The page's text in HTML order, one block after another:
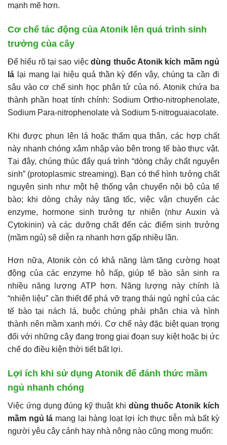
mạnh mẽ hơn.
Cơ chế tác động của Atonik lên quá trình sinh
trưởng của cây
Để hiểu rõ tại sao việcdùng thuốc Atonik kích mầm ngủ
lá lại mang lại hiệu quả thần kỳ đến vậy, chúng ta cần đi
sâu vào cơ chế sinh học phân tử của nó. Atonik chứa ba
thành phần hoạt tính chính: Sodium Ortho-nitrophenolate,
Sodium Para-nitrophenolate và Sodium 5-nitroguaiacolate.
Khi được phun lên lá hoặc thấm qua thân, các hợp chất
này nhanh chóng xâm nhập vào bên trong tế bào thực vật.
Tại đây, chúng thúc đẩy quá trình “dòng chảy chất nguyên
sinh” (protoplasmic streaming). Bạn có thể hình tưởng chất
nguyên sinh như một hệ thống vận chuyển nội bộ của tế
bào; khi dòng chảy này tăng tốc, việc vận chuyển các
enzyme, hormone sinh trưởng tự nhiên (như Auxin và
Cytokinin) và các dưỡng chất đến các điểm sinh trưởng
(mầm ngủ) sẽ diễn ra nhanh hơn gấp nhiều lần.
Hơn nữa, Atonik còn có khả năng làm tăng cường hoạt
động của các enzyme hô hấp, giúp tế bào sản sinh ra
nhiều năng lượng ATP hơn. Năng lượng này chính là
“nhiên liệu” cần thiết để phá vỡ trạng thái ngủ nghỉ của các
tế bào tại nách lá, buộc chúng phải phân chia và hình
thành nên mầm xanh mới. Cơ chế này đặc biệt quan trọng
đối với những cây đang trong giai đoạn suy kiệt hoặc bị ức
chế do điều kiện thời tiết bất lợi.
Lợi ích khi sử dụng Atonik để đánh thức mầm
ngủ nhanh chóng
Việc ứng dụng đúng kỹ thuật khi dùng thuốc Atonik kích
mầm ngủ lá mang lại hàng loạt lợi ích thực tiễn mà bất kỳ
người yêu cây cảnh hay nhà nông nào cũng mong muốn: